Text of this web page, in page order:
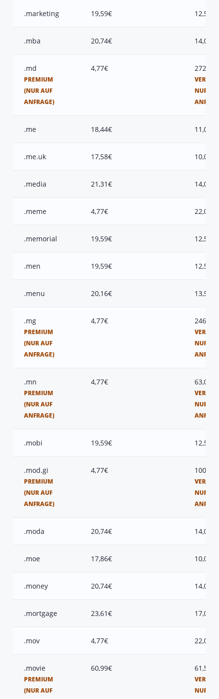
.marketing 19,59€ 12,50€
.mba 20,74€ 14,00€
.md
PREMIUM
(NUR AUF
ANFRAGE)
4,77€ 272,50€
NUR
.me 18,44€ 11,00€
.me.uk 17,58€ 10,00€
.media 21,31€ 14,00€
.meme 4,77€ 22,00€
.memorial 19,59€ 12,50€
.men 19,59€ 12,50€
.menu 20,16€ 13,50€
.mg
PREMIUM
(NUR AUF
ANFRAGE)
4,77€ 246,50€
NUR
.mn
PREMIUM
(NUR AUF
ANFRAGE)
4,77€ 63,00€
NUR
.mobi 19,59€ 12,50€
.mod.gi
PREMIUM
(NUR AUF
ANFRAGE)
4,77€ 100,00€
NUR
.moda 20,74€ 14,00€
.moe 17,86€ 10,00€
.money 20,74€ 14,00€
.mortgage 23,61€ 17,00€
.mov 4,77€ 22,00€
.movie
PREMIUM
(NUR AUF
60,99€ 61,50€
NUR